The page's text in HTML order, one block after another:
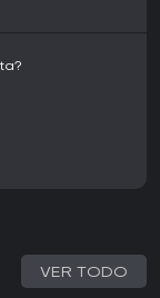
VER TODO